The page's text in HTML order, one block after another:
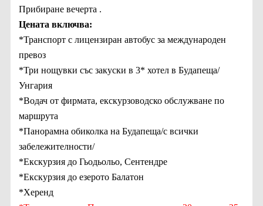
Прибиране вечерта .
Цената включва:
*Транспорт с лицензиран автобус за международен
превоз
*Три нощувки със закуски в 3* хотел в Будапеща/
Унгария
*Водач от фирмата, екскурзоводско обслужване по
маршрута
*Панорамна обиколка на Будапеща/с всички
забележителности/
*Екскурзия до Гьодьольо, Сентендре
*Екскурзия до езерото Балатон
*Херенд